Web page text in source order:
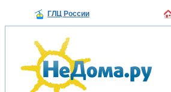
ГЛЦ России